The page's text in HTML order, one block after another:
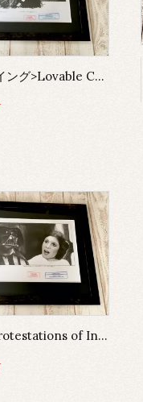
<ドローイング>Lovable Chewbacca（額付）
<額付>Protestations of Innocence